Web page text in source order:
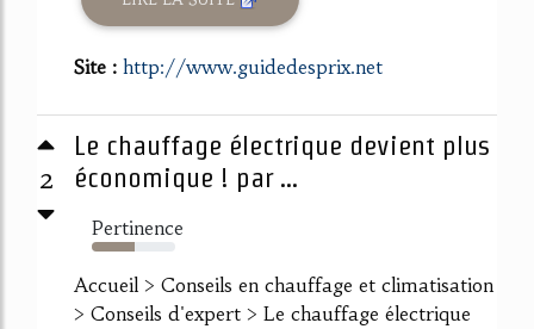
Site : http://www.guidedesprix.net
2
Le chauffage électrique devient plus
économique ! par ...
Pertinence
51%
Accueil > Conseils en chauffage et climatisation
> Conseils d'expert > Le chauffage électrique